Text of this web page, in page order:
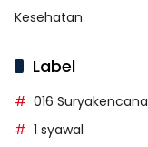
Kesehatan
Label
016 Suryakencana
1 syawal